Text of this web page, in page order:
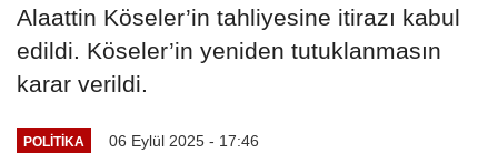
Alaattin Köseler’in tahliyesine itirazı kabul
edildi. Köseler’in yeniden tutuklanmasın
karar verildi.
POLİTİKA 06 Eylül 2025 - 17:46